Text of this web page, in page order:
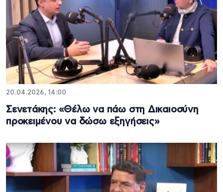
20.04.2026, 14:00
Σενετάκης: «Θέλω να πάω στη Δικαιοσύνη
προκειμένου να δώσω εξηγήσεις»